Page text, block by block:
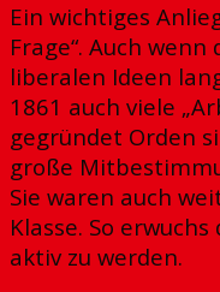
Ein wichtiges
Frage“. Auch
liberalen Ideen
1861 auch viele
gegründet Orden
große
Sie waren auch
Klasse. So
aktiv zu werden.